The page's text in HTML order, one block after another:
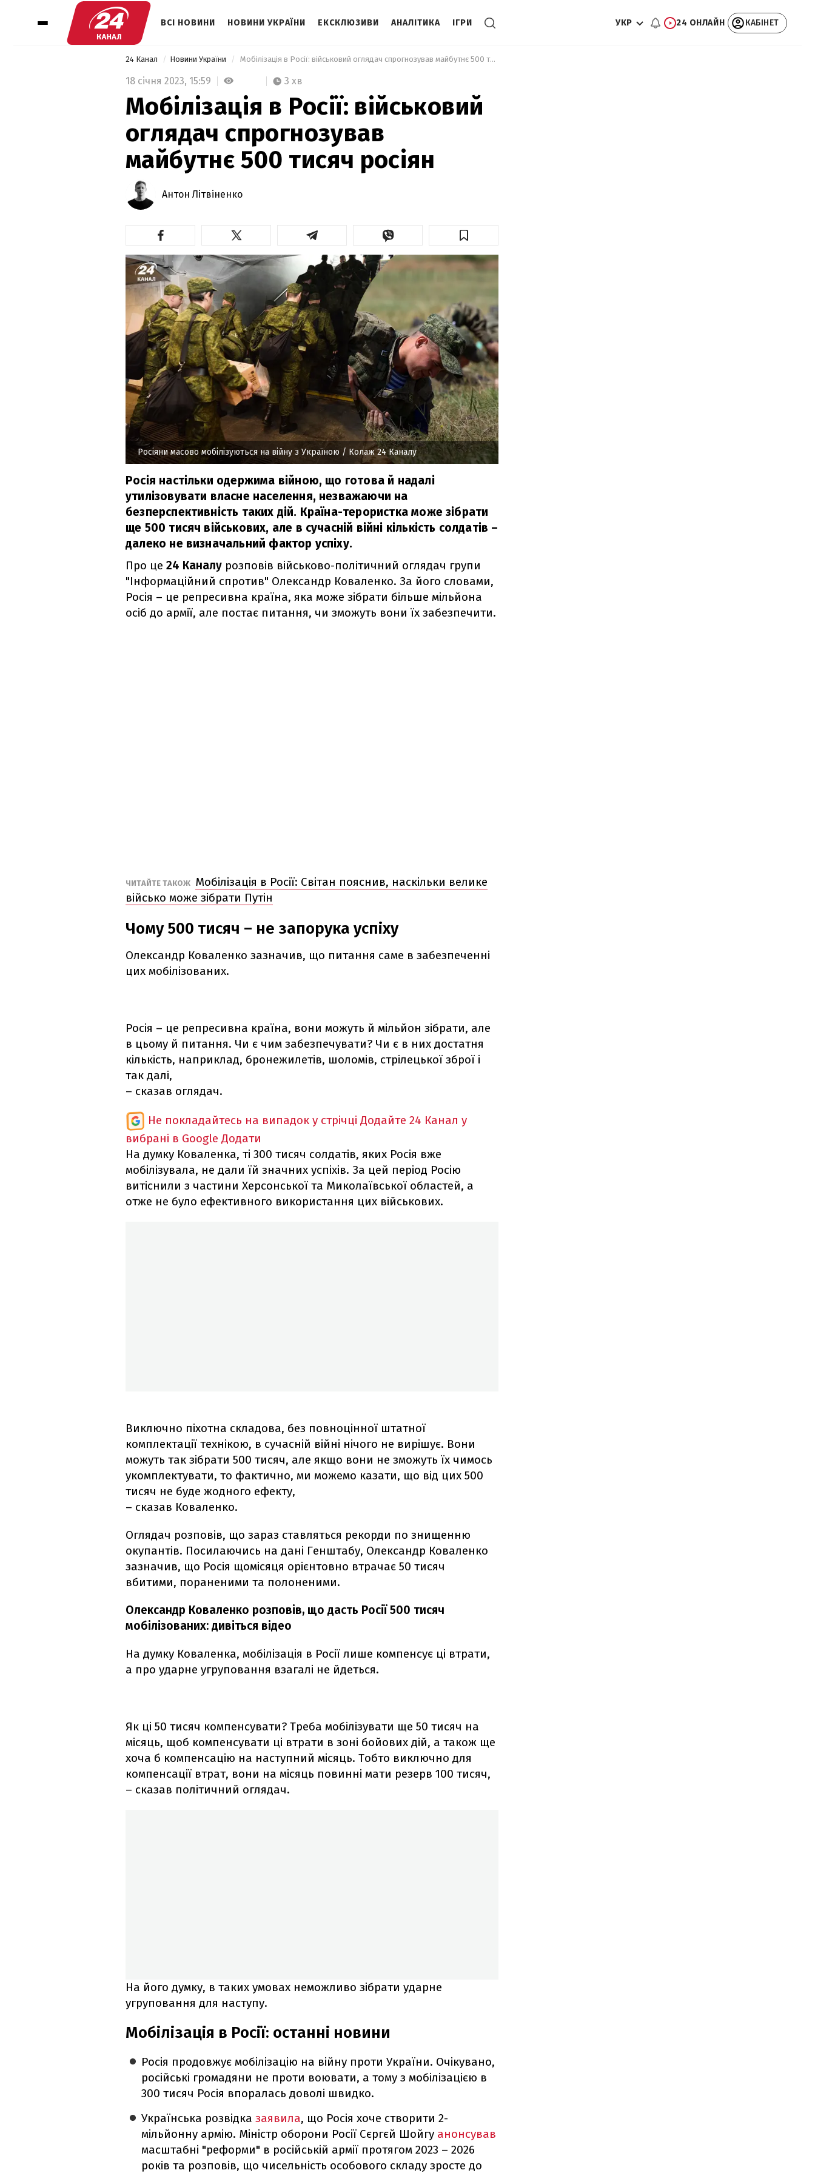
ВСІ НОВИНИ НОВИНИ УКРАЇНИ ЕКСКЛЮЗИВИ АНАЛІТИКА ІГРИ УКР 24 ОНЛАЙН КАБІНЕТ
24 Канал Новини України Мобілізація в Росії: військовий оглядач спрогнозував майбутнє 500 тисяч росіян
18 січня 2023, 15:59 3 хв
Мобілізація в Росії: військовий
оглядач спрогнозував
майбутнє 500 тисяч росіян
Антон Літвіненко
Росіяни масово мобілізуються на війну з Україною / Колаж 24 Каналу
Росія настільки одержима війною, що готова й надалі
утилізовувати власне населення, незважаючи на
безперспективність таких дій. Країна-терористка може зібрати
ще 500 тисяч військових, але в сучасній війні кількість солдатів –
далеко не визначальний фактор успіху.
Про це 24 Каналу розповів військово-політичний оглядач групи
"Інформаційний спротив" Олександр Коваленко. За його словами,
Росія – це репресивна країна, яка може зібрати більше мільйона
осіб до армії, але постає питання, чи зможуть вони їх забезпечити.
ЧИТАЙТЕ ТАКОЖ Мобілізація в Росії: Світан пояснив, наскільки велике
військо може зібрати Путін
Чому 500 тисяч – не запорука успіху
Олександр Коваленко зазначив, що питання саме в забезпеченні
цих мобілізованих.
Росія – це репресивна країна, вони можуть й мільйон зібрати, але
в цьому й питання. Чи є чим забезпечувати? Чи є в них достатня
кількість, наприклад, бронежилетів, шоломів, стрілецької зброї і
так далі,
– сказав оглядач.
Не покладайтесь на випадок у стрічці Додайте 24 Канал у
вибрані в Google Додати
На думку Коваленка, ті 300 тисяч солдатів, яких Росія вже
мобілізувала, не дали їй значних успіхів. За цей період Росію
витіснили з частини Херсонської та Миколаївської областей, а
отже не було ефективного використання цих військових.
Виключно піхотна складова, без повноцінної штатної
комплектації технікою, в сучасній війні нічого не вирішує. Вони
можуть так зібрати 500 тисяч, але якщо вони не зможуть їх чимось
укомплектувати, то фактично, ми можемо казати, що від цих 500
тисяч не буде жодного ефекту,
– сказав Коваленко.
Оглядач розповів, що зараз ставляться рекорди по знищенню
окупантів. Посилаючись на дані Генштабу, Олександр Коваленко
зазначив, що Росія щомісяця орієнтовно втрачає 50 тисяч
вбитими, пораненими та полоненими.
Олександр Коваленко розповів, що дасть Росії 500 тисяч
мобілізованих: дивіться відео
На думку Коваленка, мобілізація в Росії лише компенсує ці втрати,
а про ударне угруповання взагалі не йдеться.
Як ці 50 тисяч компенсувати? Треба мобілізувати ще 50 тисяч на
місяць, щоб компенсувати ці втрати в зоні бойових дій, а також ще
хоча б компенсацію на наступний місяць. Тобто виключно для
компенсації втрат, вони на місяць повинні мати резерв 100 тисяч,
– сказав політичний оглядач.
На його думку, в таких умовах неможливо зібрати ударне
угруповання для наступу.
Мобілізація в Росії: останні новини
Росія продовжує мобілізацію на війну проти України. Очікувано,
російські громадяни не проти воювати, а тому з мобілізацією в
300 тисяч Росія впоралась доволі швидко.
Українська розвідказаявила, що Росія хоче створити 2-
мільйонну армію. Міністр оборони Росії Сєргєй Шойгу анонсував
масштабні "реформи" в російській армії протягом 2023 – 2026
років та розповів, що чисельність особового складу зросте до